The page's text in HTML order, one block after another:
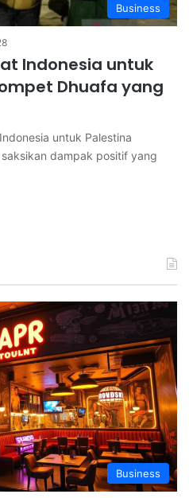
Business
Indonesia untuk
Dhuafa yang
untuk Palestina
dampak positif yang
Business